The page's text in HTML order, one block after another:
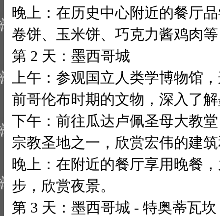
晚上：在历史中心附近的餐厅
卷饼、玉米饼、巧克力酱鸡肉
第 2 天：墨西哥城
上午：参观国立人类学博物馆
前哥伦布时期的文物，深入了
下午：前往瓜达卢佩圣母大教
宗教圣地之一，欣赏宏伟的建
晚上：在附近的餐厅享用晚餐
步，欣赏夜景。
第 3 天：墨西哥城 - 特奥蒂瓦坎